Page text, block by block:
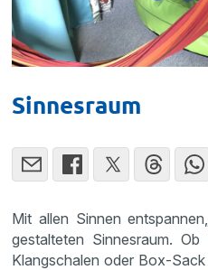
Sinnesraum
Mit allen Sinnen
gestalteten Sinnesraum. Ob
Klangschalen oder Box-